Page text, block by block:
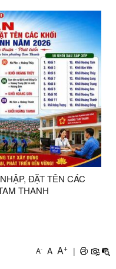
ĐẶT TÊN CÁC
THANH
A- A A+ |